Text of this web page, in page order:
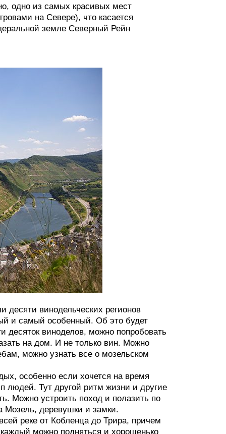
одно из самых красивых мест
на Севере), что касается
земле Северный Рейн
винодельческих регионов
и самый особенный. Об это будет
виноделов, можно попробовать
на дом. И не только вин. Можно
можно узнать все о мозельском
особенно если хочется на время
людей. Тут другой ритм жизни и другие
Можно устроить поход и полазить по
Мозель, деревушки и замки.
реке от Кобленца до Трира, причем
можно подняться и хорошенько